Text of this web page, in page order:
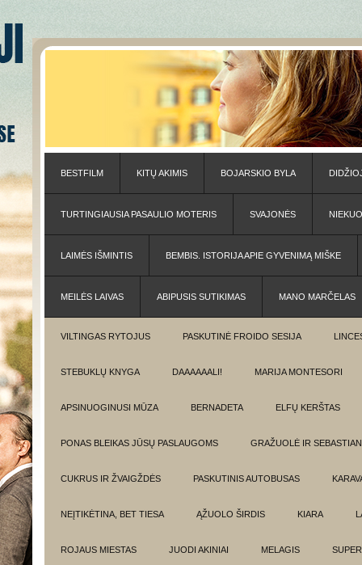
BESTFILM KITŲ AKIMIS BOJARSKIO BYLA
TURTINGIAUSIA PASAULIO MOTERIS SVAJONĖS
LAIMĖS IŠMINTIS BEMBIS. ISTORIJA APIE GYVENIMĄ MIŠKE
MEILĖS LAIVAS ABIPUSIS SUTIKIMAS MANO MARČELAS
VILTINGAS RYTOJUS PASKUTINĖ FROIDO SESIJA
STEBUKLŲ KNYGA DAAAAAALI! MARIJA MONTESORI
APSINUOGINUSI MŪZA BERNADETA ELFŲ KERŠTAS
PONAS BLEIKAS JŪSŲ PASLAUGOMS GRAŽUOLĖ IR
CUKRUS IR ŽVAIGŽDĖS PASKUTINIS AUTOBUSAS
NEĮTIKĖTINA, BET TIESA ĄŽUOLO ŠIRDIS KIARA
ROJAUS MIESTAS JUODI AKINIAI MELAGIS